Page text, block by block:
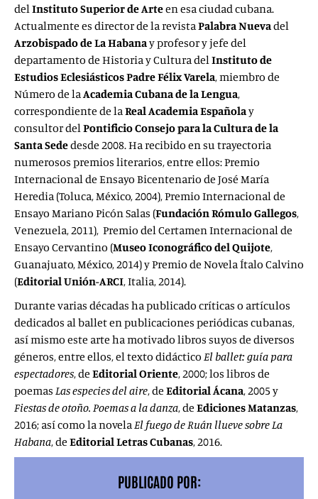
delInstituto Superior de Arteen esa ciudad cubana.
Actualmente es director de la revistaPalabra Nuevadel
Arzobispado de La Habanay profesor y jefe del
departamento de Historia y Cultura delInstituto de
Estudios Eclesiásticos Padre Félix Varela, miembro de
Número de laAcademia Cubana de la Lengua,
correspondiente de laReal Academia Españolay
consultor delPontificio Consejo para la Cultura de la
Santa Sededesde 2008. Ha recibido en su trayectoria
numerosos premios literarios, entre ellos: Premio
Internacional de Ensayo Bicentenario de José María
Heredia (Toluca, México, 2004), Premio Internacional de
Ensayo Mariano Picón Salas (Fundación Rómulo Gallegos,
Venezuela, 2011), Premio del Certamen Internacional de
Ensayo Cervantino (Museo Iconográfico del Quijote,
Guanajuato, México, 2014) y Premio de Novela Ítalo Calvino
(Editorial Unión-ARCI, Italia, 2014).
Durante varias décadas ha publicado críticas o artículos
dedicados al ballet en publicaciones periódicas cubanas,
así mismo este arte ha motivado libros suyos de diversos
géneros, entre ellos, el texto didáctico El ballet: guía para
espectadores, de Editorial Oriente, 2000; los libros de
poemas Las especies del aire, de Editorial Ácana, 2005 y
Fiestas de otoño. Poemas a la danza, de Ediciones Matanzas,
2016; así como la novelaEl fuego de Ruán llueve sobre La
Habana, de Editorial Letras Cubanas, 2016.
PUBLICADO POR: